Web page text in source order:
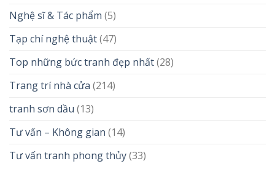
Nghệ sĩ & Tác phẩm (5)
Tạp chí nghệ thuật(47)
Top những bức tranh đẹp nhất(28)
Trang trí nhà cửa (214)
tranh sơn dầu (13)
Tư vấn – Không gian (14)
Tư vấn tranh phong thủy(33)